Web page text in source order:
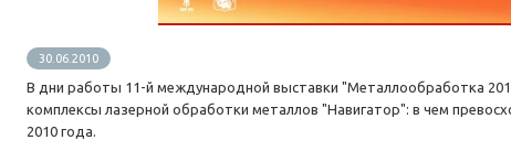
30.06.2010
В дни работы 11-й международной выставки "Металлообработка
комплексы лазерной обработки металлов "Навигатор": в чем
2010 года.